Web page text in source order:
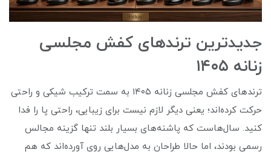
جدیدترین ترندهای کفش مجلسی
زنانه ۱۴۰۵
ترندهای کفش مجلسی زنانه ۱۴۰۵ به سمت ترکیب شیکی و راحتی
حرکت کرده‌اند؛ یعنی دیگر لازم نیست برای زیبایی، راحتی پا را فدا
کنید. سال‌هاست که پاشنه‌های بسیار بلند تنها گزینه مجالس
رسمی بودند، اما حالا طراحان به مدل‌هایی روی آورده‌اند که هم